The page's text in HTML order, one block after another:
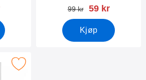
gammel pris
99 kr ny pris
59 kr
Kjøp
til Apple iPhone som favoritt